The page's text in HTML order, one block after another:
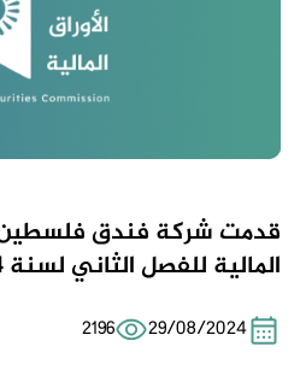
قدمت شركة فندق فلسطين
المالية للفصل الثاني لسنة 2024 .
29/08/2024
2196